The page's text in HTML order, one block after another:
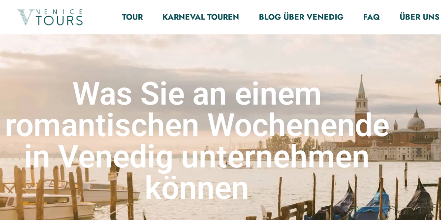
TOUR KARNEVAL TOUREN BLOG ÜBER VENEDIG FAQ ÜBER UNS
Was Sie an einem
romantischen Wochenende
in Venedig unternehmen
können